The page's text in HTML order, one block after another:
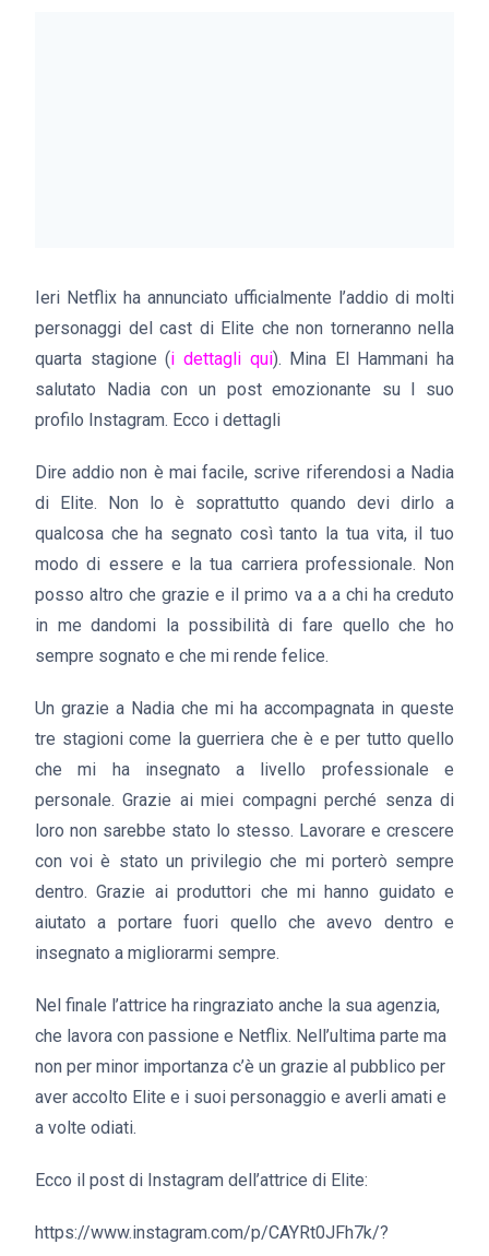
Ieri Netflix ha annunciato ufficialmente l’addio di molti
personaggi del cast di Elite che non torneranno nella
quarta stagione (i dettagli qui). Mina El Hammani ha
salutato Nadia con un post emozionante su l suo
profilo Instagram. Ecco i dettagli
Dire addio non è mai facile, scrive riferendosi a Nadia
di Elite. Non lo è soprattutto quando devi dirlo a
qualcosa che ha segnato così tanto la tua vita, il tuo
modo di essere e la tua carriera professionale. Non
posso altro che grazie e il primo va a a chi ha creduto
in me dandomi la possibilità di fare quello che ho
sempre sognato e che mi rende felice.
Un grazie a Nadia che mi ha accompagnata in queste
tre stagioni come la guerriera che è e per tutto quello
che mi ha insegnato a livello professionale e
personale. Grazie ai miei compagni perché senza di
loro non sarebbe stato lo stesso. Lavorare e crescere
con voi è stato un privilegio che mi porterò sempre
dentro. Grazie ai produttori che mi hanno guidato e
aiutato a portare fuori quello che avevo dentro e
insegnato a migliorarmi sempre.
Nel finale l’attrice ha ringraziato anche la sua agenzia,
che lavora con passione e Netflix. Nell’ultima parte ma
non per minor importanza c’è un grazie al pubblico per
aver accolto Elite e i suoi personaggio e averli amati e
a volte odiati.
Ecco il post di Instagram dell’attrice di Elite:
https://www.instagram.com/p/CAYRt0JFh7k/?